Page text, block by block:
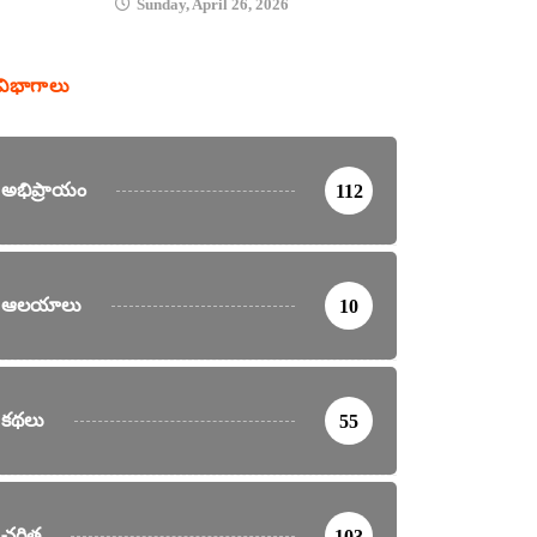
Sunday, April 26, 2026
అభిప్రాయం 112
ఆలయాలు 10
కథలు 55